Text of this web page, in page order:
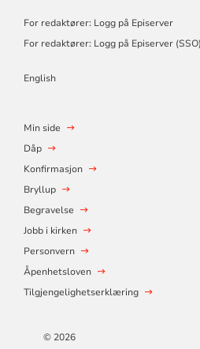
For redaktører: Logg på Episerver
For redaktører: Logg på Episerver (SSO)
English
Min side
Dåp
Konfirmasjon
Bryllup
Begravelse
Jobb i kirken
Personvern
Åpenhetsloven
Tilgjengelighetserklæring
© 2026